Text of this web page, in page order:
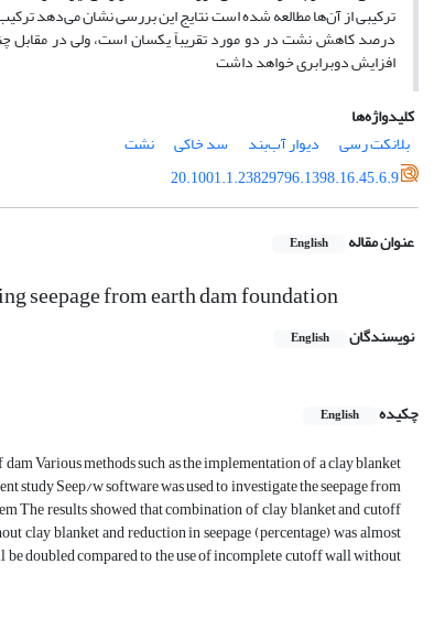
ترکیبی از آن‌ها مطالعه شده است نتایج این بررسی نشان می‌دهد ترکیب
درصد کاهش نشت در دو مورد تقریباً یکسان است، ولی در مقابل
افزایش دوبرابری خواهد داشت
کلیدواژه‌ها
بلانکت رسی
دیوار آب‌بند سد خاکی
نشت
20.1001.1.23829796.1398.16.45.6.9
عنوان مقاله English
seepage from earth dam foundation
نویسندگان English
چکیده English
Various methods such as the implementation of a clay blanket
study Seep/w software was used to investigate the seepage from
The results showed that combination of clay blanket and cutoff
clay blanket and reduction in seepage (percentage) was almost
doubled compared to the use of incomplete cutoff wall without